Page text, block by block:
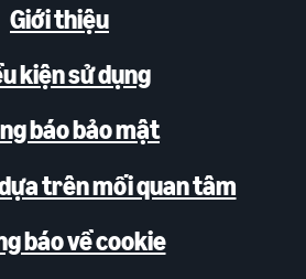
Giới thiệu
kiện sử dụng
báo bảo mật
trên mối quan tâm
báo về cookie